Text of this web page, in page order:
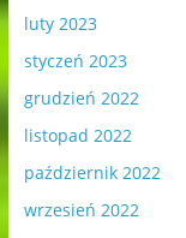
luty 2023
styczeń 2023
grudzień 2022
listopad 2022
październik 2022
wrzesień 2022